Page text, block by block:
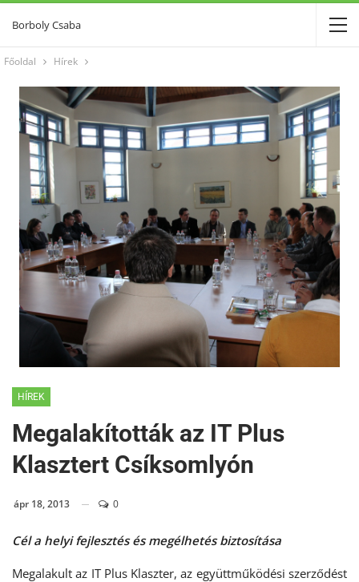
Borboly Csaba
Főoldal Hírek
HÍREK
Megalakították az IT Plus
Klasztert Csíksomlyón
ápr 18, 2013 0
Cél a helyi fejlesztés és megélhetés biztosítása
Megalakult az IT Plus Klaszter, az együttműködési szerződést